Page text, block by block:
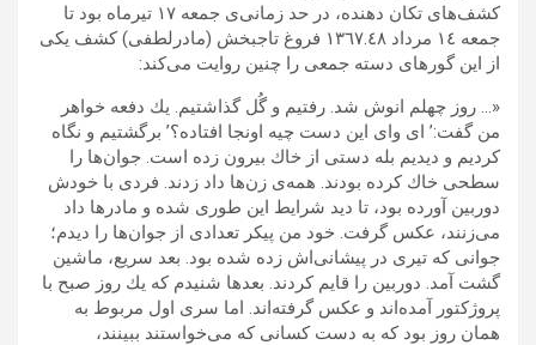
كشف‌هاى تكان دهنده، در حد زمانى‌ى جمعه‌ ١٧ تيرماه بود تا
جمعه‌ ١٤ مرداد ١٣٦٧.٤٨ فروغ تاجبخش (مادرلطفى) كشف يكى
از اين گورهاى دسته جمعى را چنين روايت مى‌كند:
«… روز چهلم انوش شد. رفتيم و گُل گذاشتيم. يك دفعه خواهر
من گفت:’ اى واى اين دست چيه اونجا افتاده؟’ برگشتيم و نگاه
كرديم و ديديم بله دستى از خاك بيرون زده است. جوان‌ها را
سطحى خاك كرده بودند. همه‌‌ی زن‌ها داد زدند. فردى با خودش
دوربين آورده بود، تا ديد شرايط اين طورى شده و مادرها داد
مى‌زنند، عكس گرفت. خود من پيكر تعدادى از جوان‌ها را ديدم؛
جوانى كه تيرى در پيشانى‌اش زده شده بود. بعد سريع، ماشين
گشت آمد. دوربين را قايم كردند. بعدها شنيدم كه يك روز صبح با
پروژكتور آمده‌اند و عكس گرفته‌اند. اما سرى اول مربوط به
همان روز بود كه به دست كسانى كه مى‌خواستند ببينند،